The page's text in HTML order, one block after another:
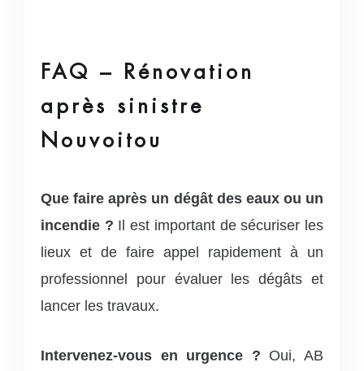
FAQ – Rénovation
après sinistre
Nouvoitou
Que faire après un dégât des eaux ou un
incendie ? Il est important de sécuriser les
lieux et de faire appel rapidement à un
professionnel pour évaluer les dégâts et
lancer les travaux.
Intervenez-vous en urgence ? Oui, AB